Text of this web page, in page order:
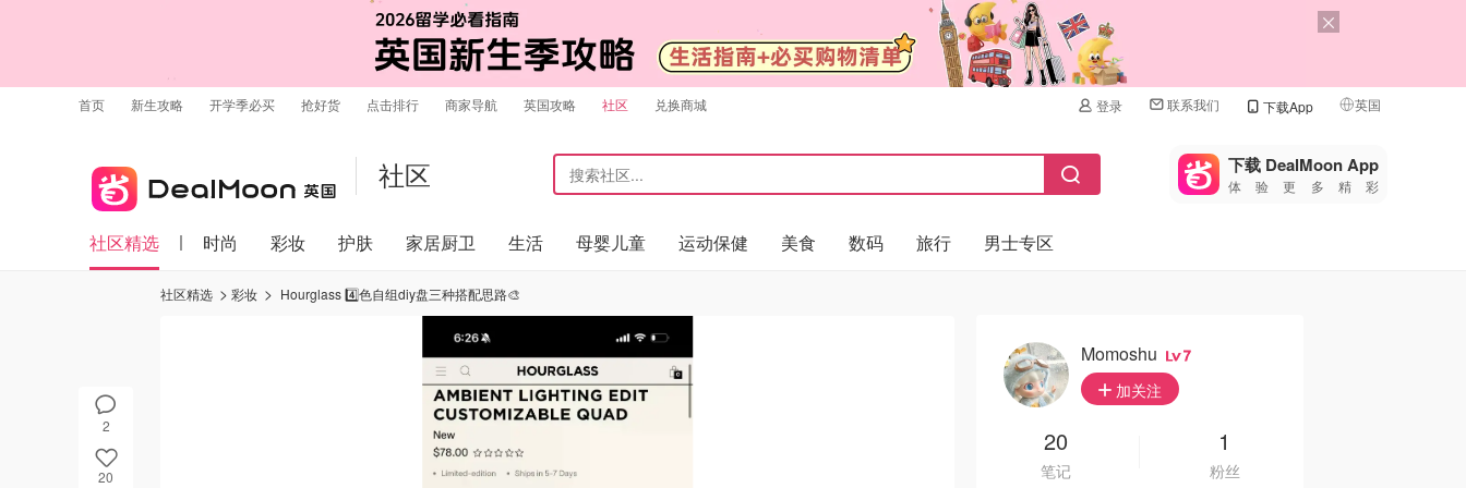
首页 新生攻略 开学季必买 抢好货 点击排行 商家导航 英国攻略 社区 兑换商城 登录 联系我们 下载App 英国
🇺🇸
🇨🇳 中国
社区 下载 DealMoon App
体验更多精彩
社区精选 时尚 彩妆 护肤 家居厨卫 生活 母婴儿童 运动保健 美食 数码 旅行 男士专区
2
20
社区精选 彩妆 Hourglass 4️⃣色自组diy盘三种搭配思路🎨
Momoshu 7
加关注
20
笔记
1
粉丝